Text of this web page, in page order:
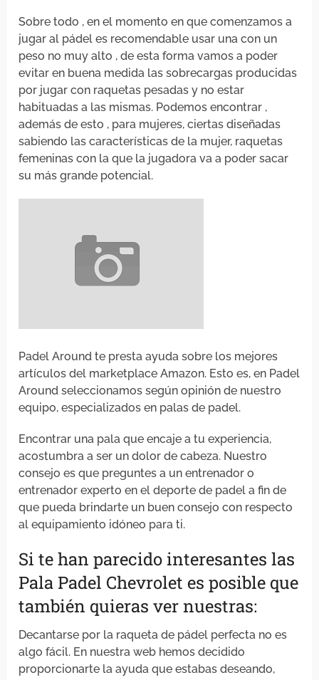
Sobre todo , en el momento en que comenzamos a
jugar al pádel es recomendable usar una con un
peso no muy alto , de esta forma vamos a poder
evitar en buena medida las sobrecargas producidas
por jugar con raquetas pesadas y no estar
habituadas a las mismas. Podemos encontrar ,
además de esto , para mujeres, ciertas diseñadas
sabiendo las características de la mujer, raquetas
femeninas con la que la jugadora va a poder sacar
su más grande potencial.
Padel Around te presta ayuda sobre los mejores
artículos del marketplace Amazon. Esto es, en Padel
Around seleccionamos según opinión de nuestro
equipo, especializados en palas de padel.
Encontrar una pala que encaje a tu experiencia,
acostumbra a ser un dolor de cabeza. Nuestro
consejo es que preguntes a un entrenador o
entrenador experto en el deporte de padel a fin de
que pueda brindarte un buen consejo con respecto
al equipamiento idóneo para ti.
Si te han parecido interesantes las
Pala Padel Chevrolet es posible que
también quieras ver nuestras:
Decantarse por la raqueta de pádel perfecta no es
algo fácil. En nuestra web hemos decidido
proporcionarte la ayuda que estabas deseando,